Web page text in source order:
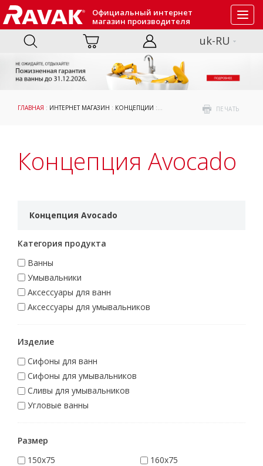
Официальный интернет
магазин производителя
uk-RU
ПЕЧАТЬ
ГЛАВНАЯ : ИНТЕРНЕТ МАГАЗИН : КОНЦЕПЦИИ : КОНЦЕПЦИЯ AVOCADO
Концепция Avocado
Концепция Avocado
Категория продукта
Ванны
Умывальники
Аксессуары для ванн
Аксессуары для умывальников
Изделие
Сифоны для ванн
Сифоны для умывальников
Сливы для умывальников
Угловые ванны
Размер
150x75
160x75